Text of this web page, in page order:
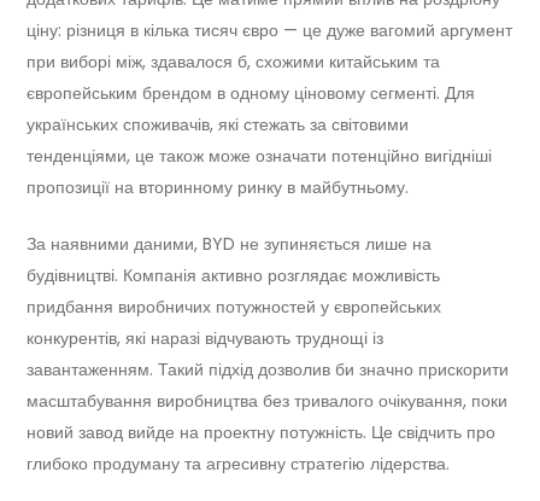
ціну: різниця в кілька тисяч євро — це дуже вагомий аргумент
при виборі між, здавалося б, схожими китайським та
європейським брендом в одному ціновому сегменті. Для
українських споживачів, які стежать за світовими
тенденціями, це також може означати потенційно вигідніші
пропозиції на вторинному ринку в майбутньому.
За наявними даними, BYD не зупиняється лише на
будівництві. Компанія активно розглядає можливість
придбання виробничих потужностей у європейських
конкурентів, які наразі відчувають труднощі із
завантаженням. Такий підхід дозволив би значно прискорити
масштабування виробництва без тривалого очікування, поки
новий завод вийде на проектну потужність. Це свідчить про
глибоко продуману та агресивну стратегію лідерства.